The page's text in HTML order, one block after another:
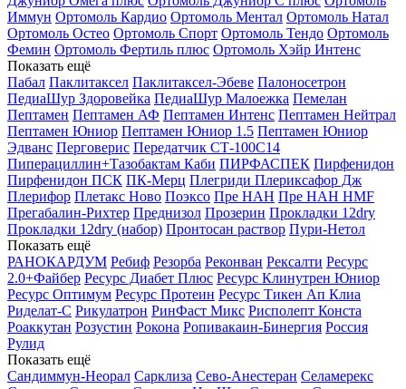
Иммун Ортомоль Кардио Ортомоль Ментал Ортомоль Натал
Ортомоль Остео Ортомоль Спорт Ортомоль Тендо Ортомоль
Фемин Ортомоль Фертиль плюс Ортомоль Хэйр Интенс
Показать ещё
Пабал Паклитаксел Паклитаксел-Эбеве Палоносетрон
ПедиаШур Здоровейка ПедиаШур Малоежка Пемелан
Пептамен Пептамен АФ Пептамен Интенс Пептамен Нейтрал
Пептамен Юниор Пептамен Юниор 1.5 Пептамен Юниор
Эдванс Перговерис Передатчик СТ-100С14
Пиперациллин+Тазобактам Каби ПИРФАСПЕК Пирфенидон
Пирфенидон ПСК ПК-Мерц Плегриди Плериксафор Дж
Плерифор Плетакс Ново Поэксо Пре НАН Пре НАН HMF
Прегабалин-Рихтер Преднизол Прозерин Прокладки 12dry
Прокладки 12dry (набор) Пронтосан раствор Пури-Нетол
Показать ещё
РАНОКАРДУМ Ребиф Резорба Реконван Рексалти Ресурс
2.0+Файбер Ресурс Диабет Плюс Ресурс Клинутрен Юниор
Ресурс Оптимум Ресурс Протеин Ресурс Тикен Ап Клиа
Риделат-С Рикулатрон РинФаст Микс Рисполепт Конста
Роаккутан Розустин Рокона Ропивакаин-Бинергия Россия
Рулид
Показать ещё
Сандиммун-Неорал Сарклиза Сево-Анестеран Селамерекс